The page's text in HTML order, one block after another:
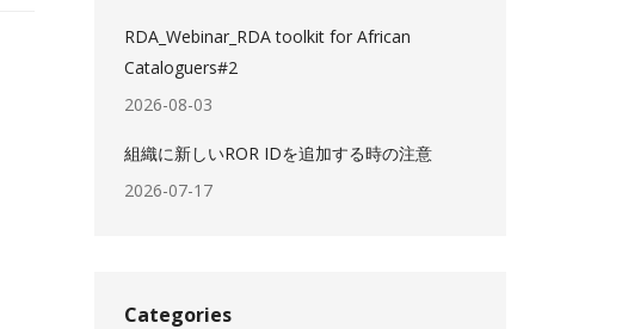
RDA_Webinar_RDA toolkit for African
Cataloguers#2
2026-08-03
組織に新しいROR IDを追加する時の注意
2026-07-17
Categories